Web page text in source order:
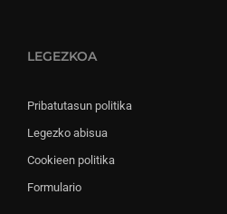
LEGEZKOA
Pribatutasun politika
Legezko abisua
Cookieen politika
Formulario